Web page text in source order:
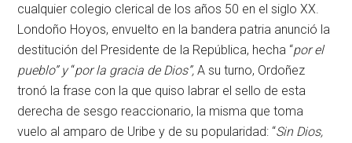
cualquier colegio clerical de los años 50 en el siglo XX.
Londoño Hoyos, envuelto en la bandera patria anunció la
destitución del Presidente de la República, hecha “por el
pueblo” y“por la gracia de Dios”,A su turno, Ordoñez
tronó la frase con la que quiso labrar el sello de esta
derecha de sesgo reaccionario, la misma que toma
vuelo al amparo de Uribe y de su popularidad: “Sin Dios,